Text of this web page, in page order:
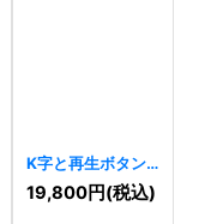
K字と再生ボタン
の先進的ロゴ
10389 ]
19,800円(税込)